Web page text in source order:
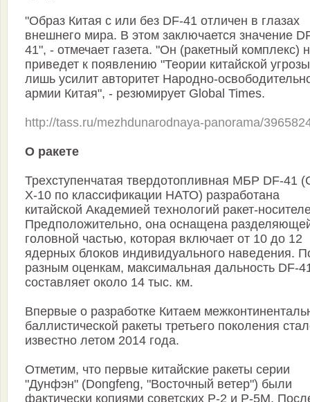
"Образ Китая с или без DF-41 отличен в глазах
внешнего мира. В этом заключается значение
41", - отмечает газета. "Он (ракетный комплекс)
приведет к появлению "Теории китайской
лишь усилит авторитет Народно-
армии Китая", - резюмирует Global Times.
http://tass.ru/mezhdunarodnaya-panorama/
О ракете
Трехступенчатая твердотопливная МБР DF-41
X-10 по классификации НАТО) разработана
китайской Академией технологий ракет-
Предположительно, она оснащена
головной частью, которая включает от 10 до 12
ядерных блоков индивидуального наведения.
разным оценкам, максимальная дальность DF-
составляет около 14 тыс. км.
Впервые о разработке Китаем
баллистической ракеты третьего поколения
известно летом 2014 года.
Отметим, что первые китайские ракеты серии
"Дунфэн" (Dongfeng, "Восточный ветер") были
фактически копиями советских Р-2 и Р-5М.